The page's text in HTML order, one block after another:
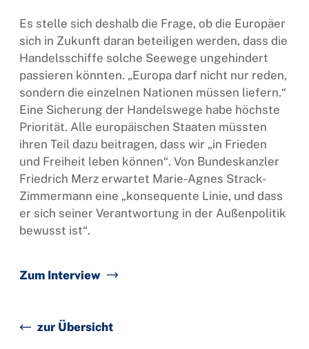
Es stelle sich deshalb die Frage, ob die Europäer
sich in Zukunft daran beteiligen werden, dass die
Handelsschiffe solche Seewege ungehindert
passieren könnten. „Europa darf nicht nur reden,
sondern die einzelnen Nationen müssen liefern.“
Eine Sicherung der Handelswege habe höchste
Priorität. Alle europäischen Staaten müssten
ihren Teil dazu beitragen, dass wir „in Frieden
und Freiheit leben können“. Von Bundeskanzler
Friedrich Merz erwartet Marie-Agnes Strack-
Zimmermann eine „konsequente Linie, und dass
er sich seiner Verantwortung in der Außenpolitik
bewusst ist“.
Zum Interview
zur Übersicht